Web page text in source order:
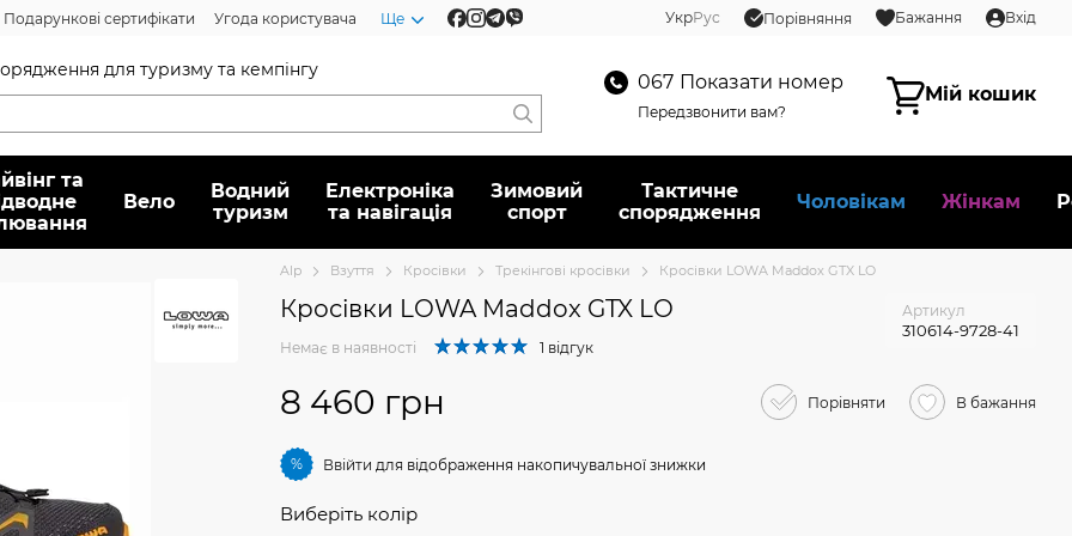
Подарункові сертифікати Угода користувача Ще УкрРус Порівняння Бажання Вхід
для туризму та кемпінгу
067 Показати номер
Передзвонити вам?
Мій кошик
та
Вело
Водний
туризм
Електроніка
та навігація
Зимовий
спорт
Тактичне
спорядження
Чоловікам Жінкам
Alp Взуття Кросівки Трекінгові кросівки Кросівки LOWA Maddox GTX LO
Кросівки LOWA Maddox GTX LO Артикул
310614-9728-41
Немає в наявності 1 відгук
8 460 грн Порівняти В бажання
% Ввійти для відображення накопичувальної знижки
Виберіть колір